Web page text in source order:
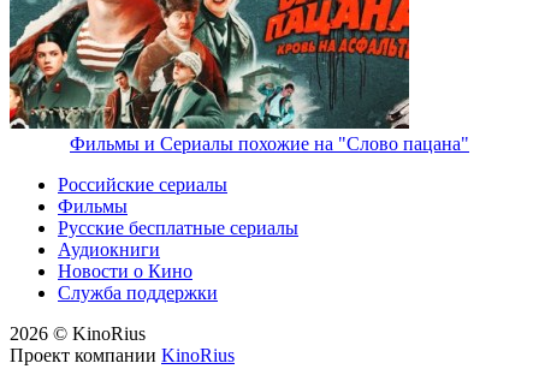
Фильмы и Сериалы похожие на "Слово пацана"
Российские сериалы
Фильмы
Русские бесплатные сериалы
Аудиокниги
Новости о Кино
Служба поддержки
2026 © KinoRius
Проект компании KinoRius